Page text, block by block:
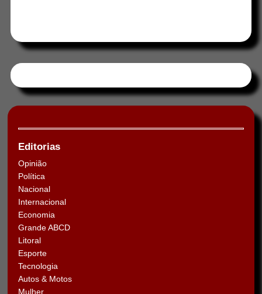
Editorias
Opinião
Política
Nacional
Internacional
Economia
Grande ABCD
Litoral
Esporte
Tecnologia
Autos & Motos
Mulher